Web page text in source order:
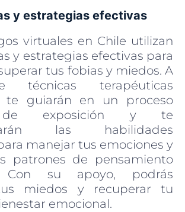
y estrategias efectivas
virtuales en Chile utilizan
y estrategias efectivas para
tus fobias y miedos. A
técnicas terapéuticas
te guiarán en un proceso
de exposición y te
las habilidades
manejar tus emociones y
patrones de pensamiento
Con su apoyo, podrás
miedos y recuperar tu
emocional.